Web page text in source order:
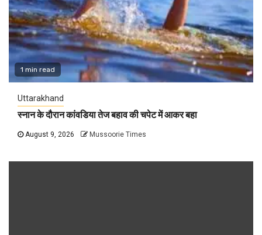
1 min read
Uttarakhand
स्नान के दौरान कांवडिया तेज बहाव की चपेट में आकर बहा
August 9, 2026 Mussoorie Times